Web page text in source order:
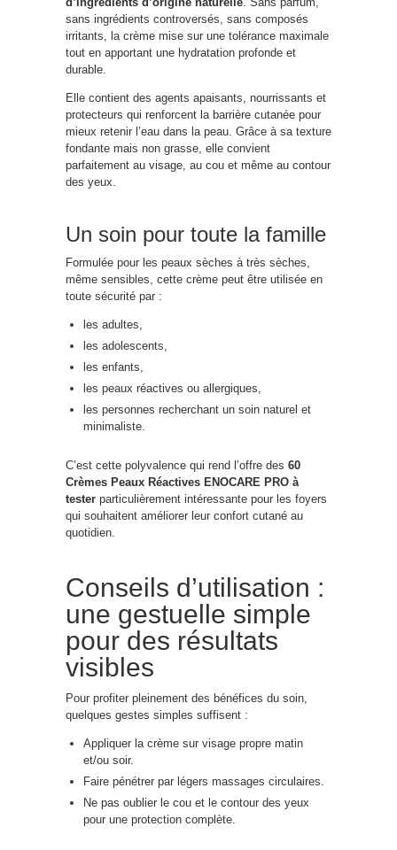
sans ingrédients controversés, sans composés
irritants, la crème mise sur une tolérance maximale
tout en apportant une hydratation profonde et
durable.
Elle contient des agents apaisants, nourrissants et
protecteurs qui renforcent la barrière cutanée pour
mieux retenir l’eau dans la peau. Grâce à sa texture
fondante mais non grasse, elle convient
parfaitement au visage, au cou et même au contour
des yeux.
Un soin pour toute la famille
Formulée pour les peaux sèches à très sèches,
même sensibles, cette crème peut être utilisée en
toute sécurité par :
les adultes,
les adolescents,
les enfants,
les peaux réactives ou allergiques,
les personnes recherchant un soin naturel et
minimaliste.
C’est cette polyvalence qui rend l’offre des 60
Crèmes Peaux Réactives ENOCARE PRO à
tester particulièrement intéressante pour les foyers
qui souhaitent améliorer leur confort cutané au
quotidien.
Conseils d’utilisation :
une gestuelle simple
pour des résultats
visibles
Pour profiter pleinement des bénéfices du soin,
quelques gestes simples suffisent :
Appliquer la crème sur visage propre matin
et/ou soir.
Faire pénétrer par légers massages circulaires.
Ne pas oublier le cou et le contour des yeux
pour une protection complète.